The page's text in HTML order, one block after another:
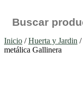
Inicio /Huerta y Jardin /
metálica Gallinera